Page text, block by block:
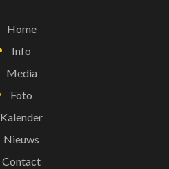
Home
Info
Media
Foto
Kalender
Nieuws
Contact